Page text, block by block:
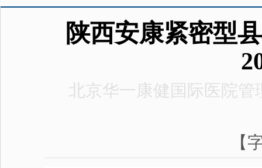
陕西安康紧密型
北京华一康健国际医院管
【